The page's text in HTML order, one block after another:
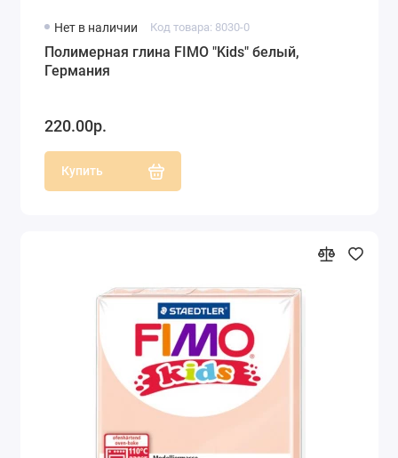
Нет в наличии Код товара: 8030-0
Полимерная глина FIMO "Kids" белый,
Германия
220.00р.
Купить